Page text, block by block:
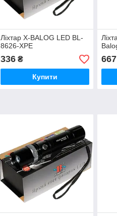
Ліхтар X-BALOG LED BL-
8626-XPE
336₴
Купити
667